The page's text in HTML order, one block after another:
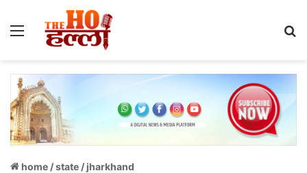
Menu
home /state /jharkhand